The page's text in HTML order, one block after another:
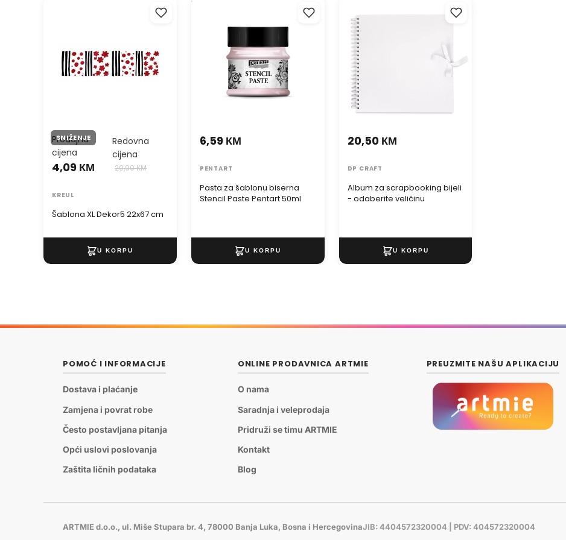
SNIŽENJE
Šablona XL Dekor5 22x67 cm
Prodajna
cijena
4,09 КМ
Redovna
cijena
20,90 КМ
KREUL
Pasta za šablonu biserna
Pasta za šablonu biserna
Stencil Paste Pentart 50ml
6,59 КМ
PENTART
odaberite veličinu
Album za scrapbooking bijeli
- odaberite veličinu
20,50 КМ
DP CRAFT
POMOĆ I INFORMACIJE
Dostava i plaćanje
Zamjena i povrat robe
Često postavljana pitanja
Opći uslovi poslovanja
Zaštita ličnih podataka
ONLINE PRODAVNICA ARTMIE
O nama
Saradnja i veleprodaja
Pridruži se timu ARTMIE
Kontakt
Blog
PREUZMITE NAŠU APLIKACIJU
ARTMIE d.o.o., ul. Miše Stupara br. 4, 78000 Banja Luka, Bosna i HercegovinaJIB: 4404572320004 | PDV: 404572320004